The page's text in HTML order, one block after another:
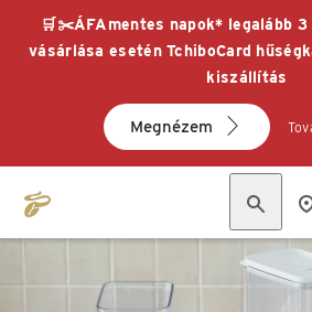
🛒✂️ÁFAmentes napok* legalább
vásárlása esetén TchiboCard
kiszállítás
Megnézem